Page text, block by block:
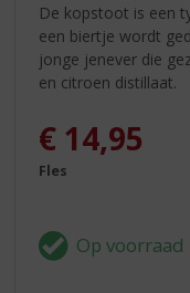
De kopstoot is een
een biertje wordt
jonge jenever die
en citroen distillaat.
€ 14,95
Fles